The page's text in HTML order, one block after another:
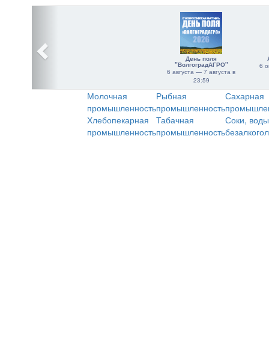
День поля
"ВолгоградАГРО"
6 августа — 7 августа в
23:59
6
Молочная
промышленность
Рыбная
промышленность
Сахарная
Хлебопекарная
промышленность
Табачная
промышленность
Соки,